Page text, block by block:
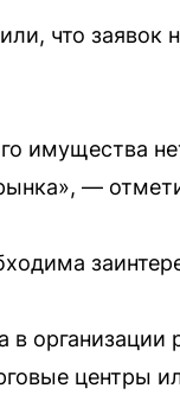
что
имущества
—
в
центры